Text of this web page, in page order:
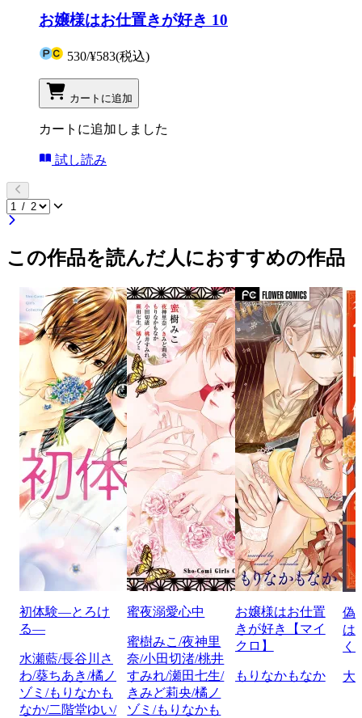
お嬢様はお仕置きが好き 10
530/¥583(税込)
カートに追加
カートに追加しました
試し読み
この作品を読んだ人におすすめの作品
初体験―とろけ
る―
水瀬藍/長谷川さ
わ/葵ちあき/橘ノ
ゾミ/もりなかも
なか/二階堂ゆい/
蜜夜溺愛心中
蜜樹みこ/夜神里
奈/小田切渚/桃井
すみれ/瀬田七生/
きみど莉央/橘ノ
ゾミ/もりなかも
お嬢様はお仕置
きが好き【マイ
クロ】
もりなかもなか
偽
は
く
大